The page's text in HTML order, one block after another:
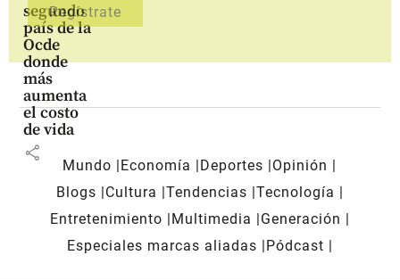
segundo
país de la
Ocde
donde
más
aumenta
el costo
de vida
share
Mundo Economía Deportes
Opinión
Blogs
Cultura Tendencias Tecnología
Entretenimiento
Multimedia
Generación
Especiales marcas aliadas
Pódcast